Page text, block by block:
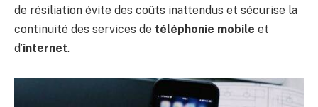
de résiliation évite des coûts inattendus et sécurise la
continuité des services de téléphonie mobile et
d’internet.